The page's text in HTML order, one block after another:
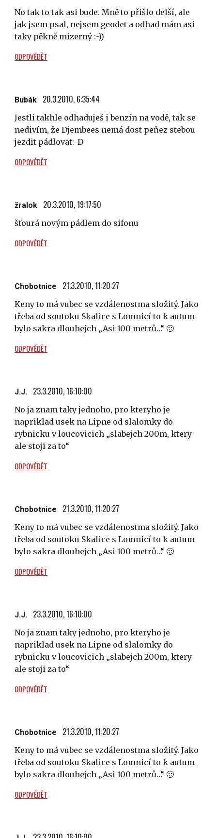
No tak to tak asi bude. Mně to přišlo delší, ale
jak jsem psal, nejsem geodet a odhad mám asi
taky pěkně mizerný :-))
ODPOVĚDĚT
Bubák 20.3.2010, 6:35:44
Jestli takhle odhaduješ i benzín na vodě, tak se
nedivím, že Djembees nemá dost peňez stebou
jezdit pádlovat:-D
ODPOVĚDĚT
žralok 20.3.2010, 19:17:50
šťourá novým pádlem do sifonu
ODPOVĚDĚT
Chobotnice 21.3.2010, 11:20:27
Keny to má vubec se vzdálenostma složitý. Jako
třeba od soutoku Skalice s Lomnicí to k autum
bylo sakra dlouhejch „Asi 100 metrů…“ 🙂
ODPOVĚDĚT
J.J. 23.3.2010, 16:10:00
No ja znam taky jednoho, pro kteryho je
napriklad usek na Lipne od slalomky do
rybnicku v loucovicich „slabejch 200m, ktery
ale stoji za to“
ODPOVĚDĚT
Chobotnice 21.3.2010, 11:20:27
Keny to má vubec se vzdálenostma složitý. Jako
třeba od soutoku Skalice s Lomnicí to k autum
bylo sakra dlouhejch „Asi 100 metrů…“ 🙂
ODPOVĚDĚT
J.J. 23.3.2010, 16:10:00
No ja znam taky jednoho, pro kteryho je
napriklad usek na Lipne od slalomky do
rybnicku v loucovicich „slabejch 200m, ktery
ale stoji za to“
ODPOVĚDĚT
Chobotnice 21.3.2010, 11:20:27
Keny to má vubec se vzdálenostma složitý. Jako
třeba od soutoku Skalice s Lomnicí to k autum
bylo sakra dlouhejch „Asi 100 metrů…“ 🙂
ODPOVĚDĚT